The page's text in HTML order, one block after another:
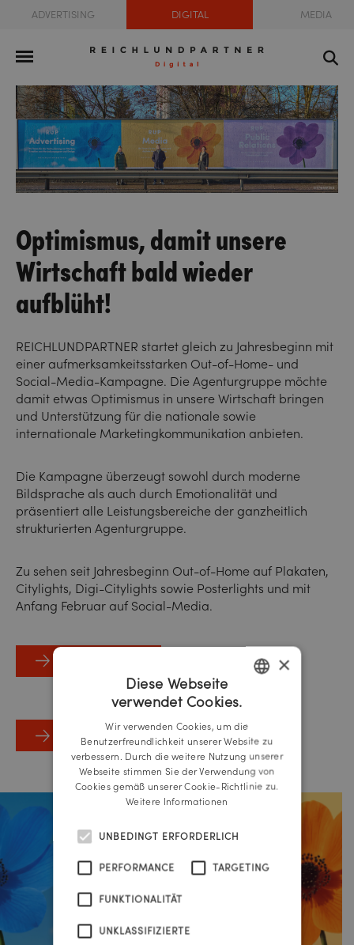
ADVERTISING DIGITAL MEDIA
Optimismus, damit unsere
Wirtschaft bald wieder
aufblüht!
REICHLUNDPARTNER startet gleich zu Jahresbeginn mit
einer aufmerksamkeitsstarken Out-of-Home- und
Social-Media-Kampagne. Die Agenturgruppe möchte
damit etwas Optimismus in unsere Wirtschaft bringen
und Unterstützung für die nationale sowie
internationale Marketingkommunikation anbieten.
Die Kampagne überzeugt sowohl durch moderne
Bildsprache als auch durch Emotionalität und
präsentiert alle Leistungsbereiche der ganzheitlich
strukturierten Agenturgruppe.
Zu sehen seit Jahresbeginn Out-of-Home auf Plakaten,
Citylights, Digi-Citylights sowie Posterlights und mit
Anfang Februar auf Social-Media.
medianet Artikel
GERMAN
×
Diese Webseite
verwendet Cookies.
Wir verwenden Cookies, um die
Benutzerfreundlichkeit unserer Website zu
verbessern. Durch die weitere Nutzung unserer
Webseite stimmen Sie der Verwendung von
Cookies gemäß unserer Cookie-Richtlinie zu.
Weitere Informationen
UNBEDINGT ERFORDERLICH
PERFORMANCE TARGETING
FUNKTIONALITÄT
UNKLASSIFIZIERTE